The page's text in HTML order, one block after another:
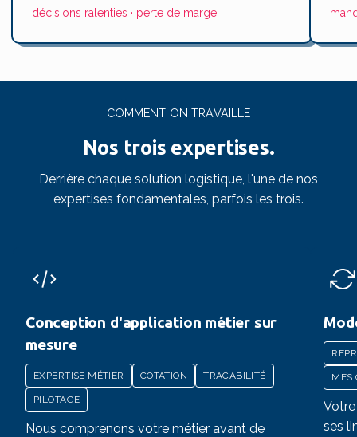
décisions ralenties · perte de marge
COMMENT ON TRAVAILLE
Nos trois expertises.
Derrière chaque solution logistique, l'une de nos
expertises fondamentales, parfois les trois.
Conception d'application métier sur
mesure
EXPERTISE MÉTIER COTATION TRAÇABILITÉ
PILOTAGE
Nous comprenons votre métier avant de
MES
ses